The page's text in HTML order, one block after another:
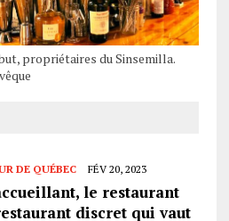
propriétaires du Sinsemilla.
DE QUÉBEC FÉV 20, 2023
le restaurant
discret qui vaut